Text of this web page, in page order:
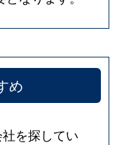
め
を探してい